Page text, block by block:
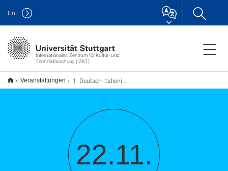
Internationales Zentrum für Kultur- und
Technikforschung (IZKT)
Uni
Veranstaltungen 1. Deutsch-Italienisches Forum: difo 2007
22.11.